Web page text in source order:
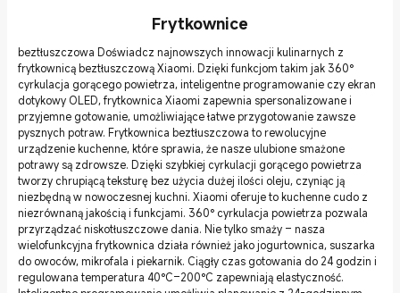
Frytkownice
beztłuszczowa Doświadcz najnowszych innowacji kulinarnych z
frytkownicą beztłuszczową Xiaomi. Dzięki funkcjom takim jak 360°
cyrkulacja gorącego powietrza, inteligentne programowanie czy ekran
dotykowy OLED, frytkownica Xiaomi zapewnia spersonalizowane i
przyjemne gotowanie, umożliwiające łatwe przygotowanie zawsze
pysznych potraw. Frytkownica beztłuszczowa to rewolucyjne
urządzenie kuchenne, które sprawia, że nasze ulubione smażone
potrawy są zdrowsze. Dzięki szybkiej cyrkulacji gorącego powietrza
tworzy chrupiącą teksturę bez użycia dużej ilości oleju, czyniąc ją
niezbędną w nowoczesnej kuchni. Xiaomi oferuje to kuchenne cudo z
niezrównaną jakością i funkcjami. 360° cyrkulacja powietrza pozwala
przyrządzać niskotłuszczowe dania. Nie tylko smaży – nasza
wielofunkcyjna frytkownica działa również jako jogurtownica, suszarka
do owoców, mikrofala i piekarnik. Ciągły czas gotowania do 24 godzin i
regulowana temperatura 40°C–200°C zapewniają elastyczność.